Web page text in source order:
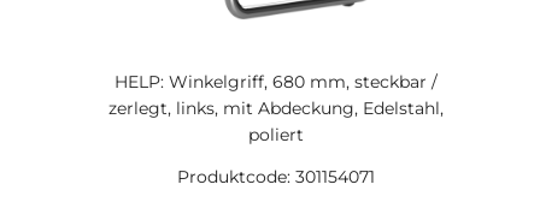
HELP: Winkelgriff, 680 mm, steckbar /
zerlegt, links, mit Abdeckung, Edelstahl,
poliert
Produktcode: 301154071